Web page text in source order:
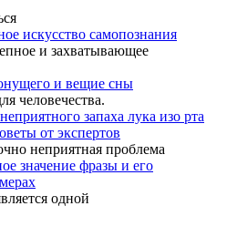
искусство самопознания
и захватывающее
и вещие сны
человечества.
запаха лука изо рта
от экспертов
неприятная проблема
значение фразы и его
одной